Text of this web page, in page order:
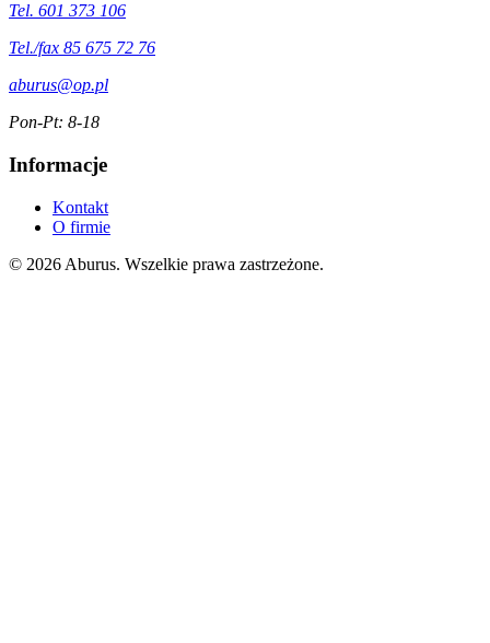
Tel. 601 373 106
Tel./fax 85 675 72 76
aburus@op.pl
Pon-Pt: 8-18
Informacje
Kontakt
O firmie
© 2026 Aburus. Wszelkie prawa zastrzeżone.